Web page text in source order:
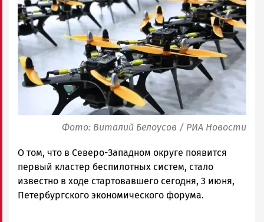
и
Карелии
|
Петрозаводск
ГОВОРИТ
Фото: Виталий Белоусов / РИА Новости
О том, что в Северо-Западном округе появится
первый кластер беспилотных систем, стало
известно в ходе стартовавшего сегодня, 3 июня,
Петербургского экономического форума.